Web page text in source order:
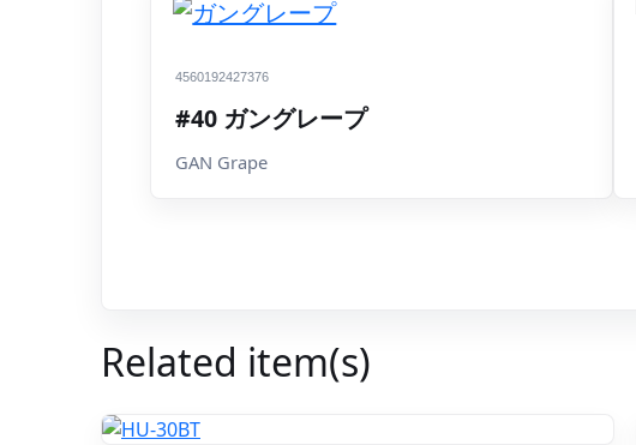
4560192427376
#40 ガングレープ
GAN Grape
Related item(s)